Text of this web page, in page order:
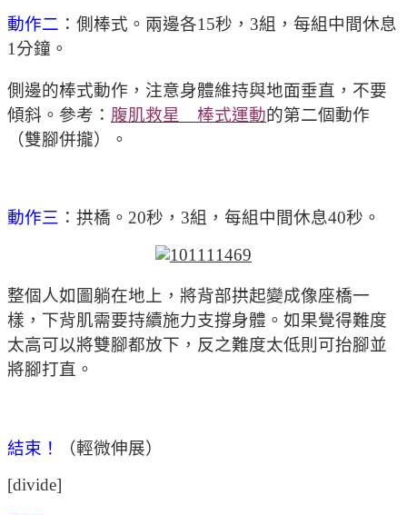
動作二 ：側棒式。兩邊各15秒，3組，每組中間休息
1分鐘。
側邊的棒式動作，注意身體維持與地面垂直，不要
傾斜。參考： 腹肌救星 棒式運動的第二個動作
（雙腳併攏）。
動作三 ：拱橋。20秒，3組，每組中間休息40秒。
整個人如圖躺在地上，將背部拱起變成像座橋一
樣，下背肌需要持續施力支撐身體。如果覺得難度
太高可以將雙腳都放下，反之難度太低則可抬腳並
將腳打直。
結束！
（輕微伸展）
[divide]